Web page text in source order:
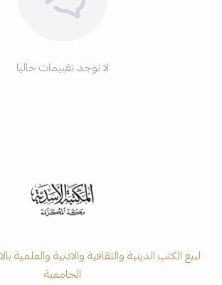
لا توجد تقييمات حاليا
لبيع الكتب الدينية والثقافية والادبية والعلمية
الجامعية